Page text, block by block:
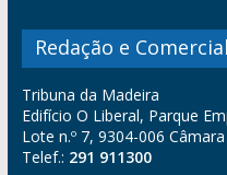
Redação e Comercial
Tribuna da Madeira
Edifício O Liberal, Parque
Lote n.º 7, 9304-006
Telef.: 291 911300